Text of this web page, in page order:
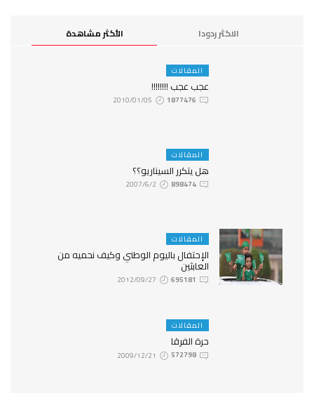
الأكثر مشاهدة الاكثر ردودا
المقالات
عجب عجب !!!!!!!!
المقالات
هل يتكرر السيناريو؟؟
المقالات
الإحتفال باليوم الوطني وكيف نحميه من
العابثين
المقالات
حرة الفرقا